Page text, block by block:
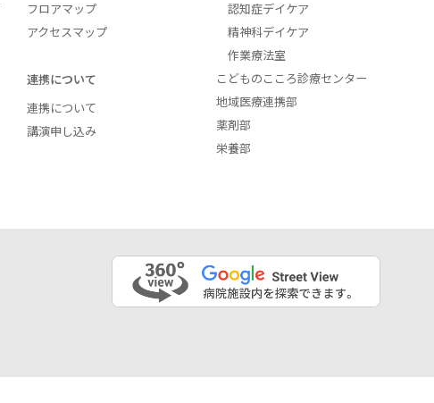
フロアマップ
アクセスマップ
連携について
連携について
講演申し込み
認知症デイケア
精神科デイケア
作業療法室
こどものこころ診療センター
地域医療連携部
薬剤部
栄養部